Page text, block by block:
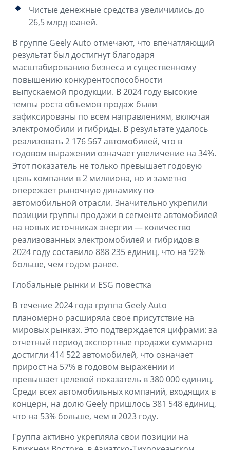
Чистые денежные средства увеличились до
26,5 млрд юаней.
В группе Geely Auto отмечают, что впечатляющий
результат был достигнут благодаря
масштабированию бизнеса и существенному
повышению конкурентоспособности
выпускаемой продукции. В 2024 году высокие
темпы роста объемов продаж были
зафиксированы по всем направлениям, включая
электромобили и гибриды. В результате удалось
реализовать 2 176 567 автомобилей, что в
годовом выражении означает увеличение на 34%.
Этот показатель не только превышает годовую
цель компании в 2 миллиона, но и заметно
опережает рыночную динамику по
автомобильной отрасли. Значительно укрепили
позиции группы продажи в сегменте автомобилей
на новых источниках энергии — количество
реализованных электромобилей и гибридов в
2024 году составило 888 235 единиц, что на 92%
больше, чем годом ранее.
Глобальные рынки и ESG повестка
В течение 2024 года группа Geely Auto
планомерно расширяла свое присутствие на
мировых рынках. Это подтверждается цифрами: за
отчетный период экспортные продажи суммарно
достигли 414 522 автомобилей, что означает
прирост на 57% в годовом выражении и
превышает целевой показатель в 380 000 единиц.
Среди всех автомобильных компаний, входящих в
концерн, на долю Geely пришлось 381 548 единиц,
что на 53% больше, чем в 2023 году.
Группа активно укрепляла свои позиции на